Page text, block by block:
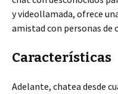
y videollamada, ofrece
amistad con personas de
Características
Adelante, chatea desde